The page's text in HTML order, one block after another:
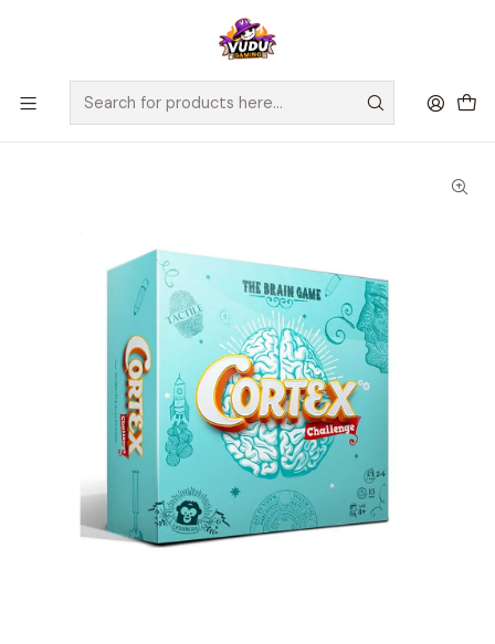
🚀 ¡Despachamos a todo Chile! Envío GRATIS a Regiones sobre
$100.000 y a RM sobre $35.000
Home Juegos de Mesa Competitivos
Cortex Challenge - Español